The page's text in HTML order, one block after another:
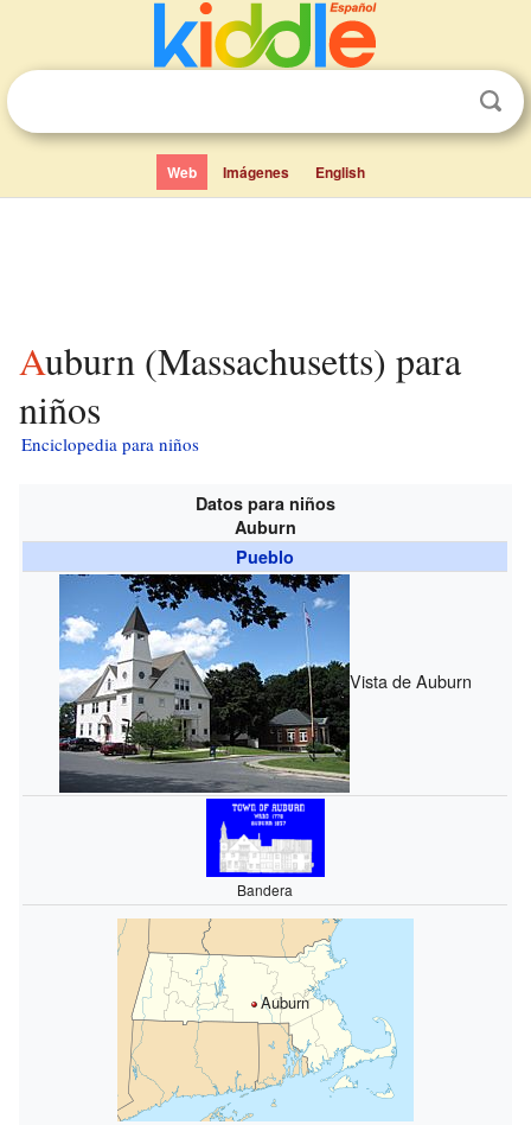
Web Imágenes English
Auburn (Massachusetts) para
niños
Enciclopedia para niños
Datos para niños
Auburn
Pueblo
Vista de Auburn
Bandera
Auburn